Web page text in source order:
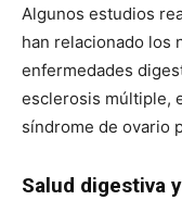
Algunos estudios
han relacionado los
enfermedades
esclerosis múltiple,
síndrome de ovario
Salud digestiva